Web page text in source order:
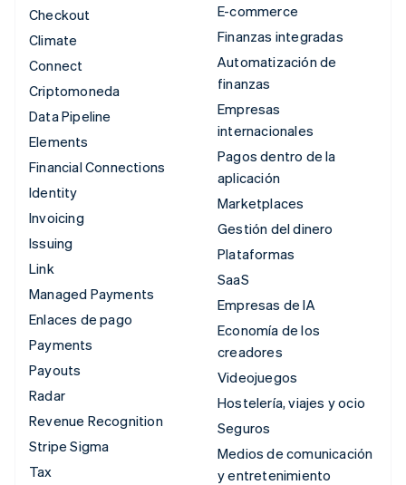
Checkout
Climate
Connect
Criptomoneda
Data Pipeline
Elements
Financial Connections
Identity
Invoicing
Issuing
Link
Managed Payments
Enlaces de pago
Payments
Payouts
Radar
Revenue Recognition
Stripe Sigma
Tax
E-commerce
Finanzas integradas
Automatización de
finanzas
Empresas
internacionales
Pagos dentro de la
aplicación
Marketplaces
Gestión del dinero
Plataformas
SaaS
Empresas de IA
Economía de los
creadores
Videojuegos
Hostelería, viajes y ocio
Seguros
Medios de comunicación
y entretenimiento